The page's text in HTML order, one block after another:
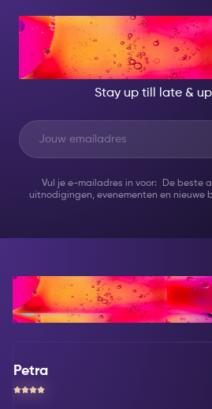
AT NIGHT,
SOMEONE
Stay up till late &
Vul je e-mailadres in voor: De beste
uitnodigingen, evenementen en nieuwe
Reviews
Petra